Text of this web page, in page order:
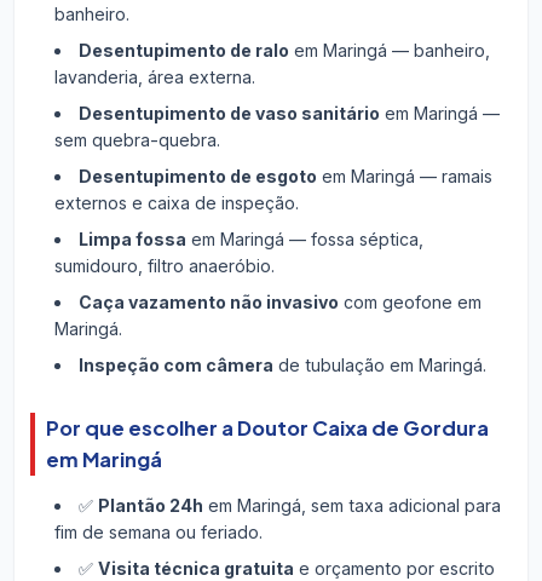
banheiro.
Desentupimento de ralo em Maringá — banheiro,
lavanderia, área externa.
Desentupimento de vaso sanitário em Maringá —
sem quebra-quebra.
Desentupimento de esgoto em Maringá — ramais
externos e caixa de inspeção.
Limpa fossa em Maringá — fossa séptica,
sumidouro, filtro anaeróbio.
Caça vazamento não invasivo com geofone em
Maringá.
Inspeção com câmera de tubulação em Maringá.
Por que escolher a Doutor Caixa de Gordura
em Maringá
✅ Plantão 24h em Maringá, sem taxa adicional para
fim de semana ou feriado.
✅ Visita técnica gratuita e orçamento por escrito